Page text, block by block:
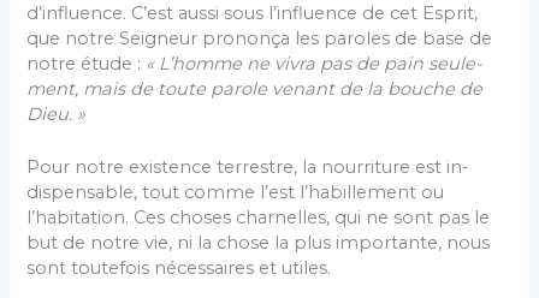
d’influence. C’est aussi sous l’influence de cet Esprit,
que notre Seigneur prononça les paroles de base de
notre étude : « L’homme ne vivra pas de pain seule­
ment, mais de toute parole venant de la bouche de
Dieu. »
Pour notre existence terrestre, la nourriture est in­
dispensable, tout comme l’est l’habillement ou
l’habitation. Ces choses charnelles, qui ne sont pas le
but de notre vie, ni la chose la plus importante, nous
sont toutefois nécessaires et utiles.